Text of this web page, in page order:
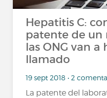
Hepatitis C:
patente de un
las ONG van a
llamado
19 sept 2018 • 2
La patente del